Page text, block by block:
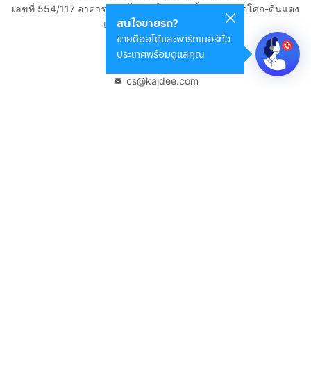
สนใจขายรถ?
ขายดีออโต้และพาร์ทเนอร์ทั่ว
ประเทศพร้อมดูแลคุณ
เลขที่ 554/117 อาคารสกายไนน์ เซ็นเตอร์ ชั้น 22 ถนนอโศก-ดินแดง
แขวงดินแดง เขตดินแดง
กรุงเทพมหานคร 10400
cs@kaidee.com